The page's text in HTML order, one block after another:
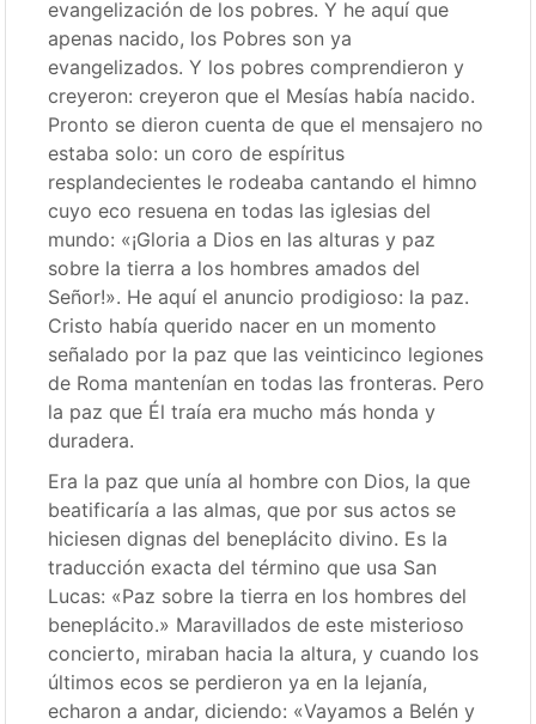
evangelización de los pobres. Y he aquí que
apenas nacido, los Pobres son ya
evangelizados. Y los pobres comprendieron y
creyeron: creyeron que el Mesías había nacido.
Pronto se dieron cuenta de que el mensajero no
estaba solo: un coro de espíritus
resplandecientes le rodeaba cantando el himno
cuyo eco resuena en todas las iglesias del
mundo: «¡Gloria a Dios en las alturas y paz
sobre la tierra a los hombres amados del
Señor!». He aquí el anuncio prodigioso: la paz.
Cristo había querido nacer en un momento
señalado por la paz que las veinticinco legiones
de Roma mantenían en todas las fronteras. Pero
la paz que Él traía era mucho más honda y
duradera.
Era la paz que unía al hombre con Dios, la que
beatificaría a las almas, que por sus actos se
hiciesen dignas del beneplácito divino. Es la
traducción exacta del término que usa San
Lucas: «Paz sobre la tierra en los hombres del
beneplácito.» Maravillados de este misterioso
concierto, miraban hacia la altura, y cuando los
últimos ecos se perdieron ya en la lejanía,
echaron a andar, diciendo: «Vayamos a Belén y